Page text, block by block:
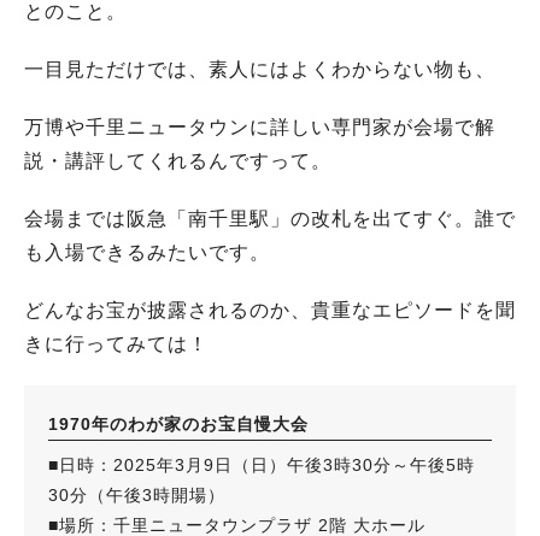
とのこと。
一目見ただけでは、素人にはよくわからない物も、
万博や千里ニュータウンに詳しい専門家が会場で解
説・講評してくれるんですって。
会場までは阪急「南千里駅」の改札を出てすぐ。誰で
も入場できるみたいです。
どんなお宝が披露されるのか、貴重なエピソードを聞
きに行ってみては！
1970年のわが家のお宝自慢大会
■日時：2025年3月9日（日）午後3時30分～午後5時
30分（午後3時開場）
■場所：千里ニュータウンプラザ 2階 大ホール